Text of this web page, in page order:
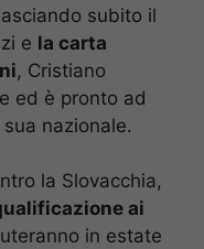
subito il
e la carta
, Cristiano
ed è pronto ad
nazionale.
la Slovacchia,
ai
in estate